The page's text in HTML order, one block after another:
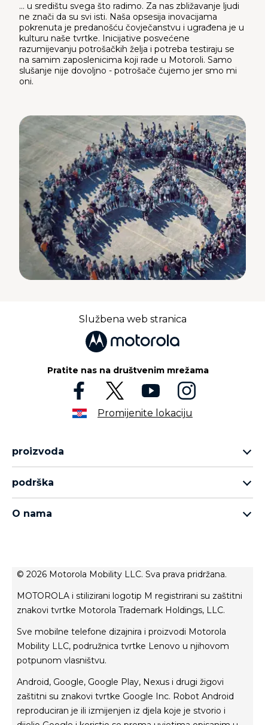
... u središtu svega što radimo. Za nas zbližavanje ljudi
ne znači da su svi isti. Naša opsesija inovacijama
pokrenuta je predanošću čovječanstvu i ugrađena je u
kulturu naše tvrtke. Inicijative posvećene
razumijevanju potrošačkih želja i potreba testiraju se
na samim zaposlenicima koji rade u Motoroli. Samo
slušanje nije dovoljno - potrošače čujemo jer smo mi
oni.
Službena web stranica
Pratite nas na društvenim mrežama
Promijenite lokaciju
proizvoda
asortiman moto g
podrška
O nama
politika privatnosti
uvjeti prodaje
privatnost proizvoda
© 2026 Motorola Mobility LLC. Sva prava pridržana.
MOTOROLA i stilizirani logotip M registrirani su zaštitni
znakovi tvrtke Motorola Trademark Holdings, LLC.
Sve mobilne telefone dizajnira i proizvodi Motorola
Mobility LLC, podružnica tvrtke Lenovo u njihovom
potpunom vlasništvu.
Android, Google, Google Play, Nexus i drugi žigovi
zaštitni su znakovi tvrtke Google Inc. Robot Android
reproduciran je ili izmijenjen iz djela koje je stvorio i